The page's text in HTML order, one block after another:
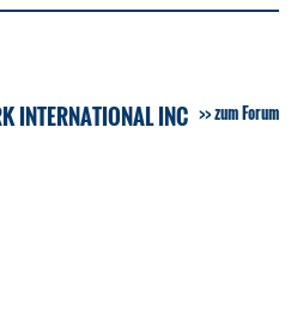
INTERNATIONAL INC zum Forum